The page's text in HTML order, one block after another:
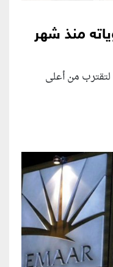
منذ شهر
من أعلى